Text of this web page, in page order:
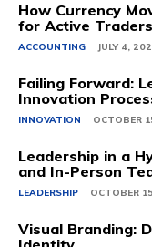
How Currency
for Active Traders
ACCOUNTING JULY 4,
Failing Forward:
Innovation
INNOVATION OCTOBER
Leadership in a
and In-Person
LEADERSHIP OCTOBER
Visual Branding: